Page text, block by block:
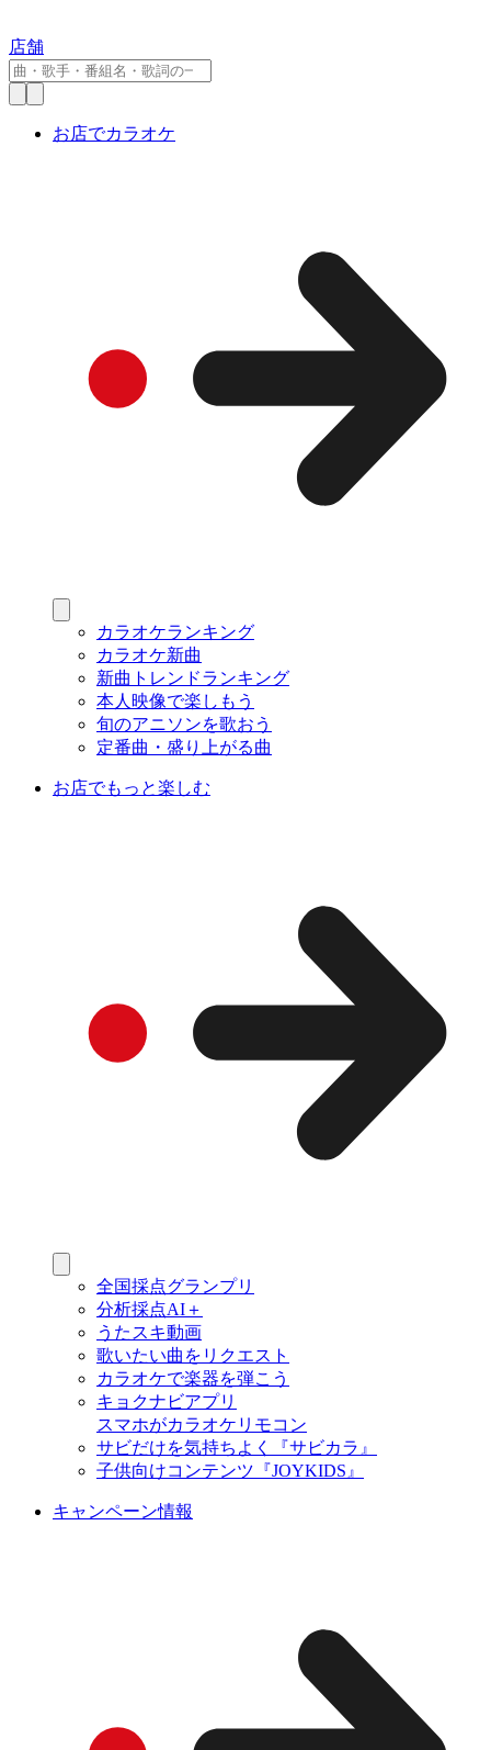
店舗
お店でカラオケ
カラオケランキング
カラオケ新曲
新曲トレンドランキング
本人映像で楽しもう
旬のアニソンを歌おう
定番曲・盛り上がる曲
お店でもっと楽しむ
全国採点グランプリ
分析採点AI＋
うたスキ動画
歌いたい曲をリクエスト
カラオケで楽器を弾こう
キョクナビアプリ
スマホがカラオケリモコン
サビだけを気持ちよく『サビカラ』
子供向けコンテンツ『JOYKIDS』
キャンペーン情報